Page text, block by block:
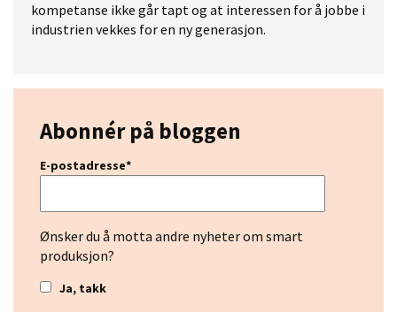
kompetanse ikke går tapt og at interessen for å jobbe i
industrien vekkes for en ny generasjon.
Abonnér på bloggen
E-postadresse*
Ønsker du å motta andre nyheter om smart
produksjon?
Ja, takk